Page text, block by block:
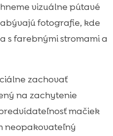
vizuálne pútavé
fotografie, kde
s farebnými stromami a
zachovať
na zachytenie
mačiek
neopakovateľný